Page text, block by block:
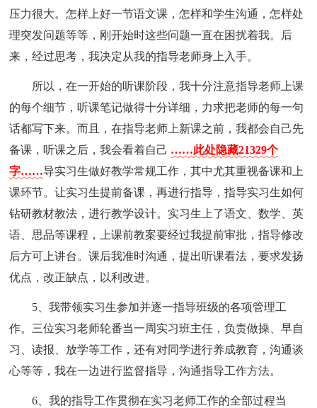
压力很大。怎样上好一节语文课，怎样和学生沟通，怎样处
理突发问题等等，刚开始时这些问题一直在困扰着我。后
来，经过思考，我决定从我的指导老师身上入手。
所以，在一开始的听课阶段，我十分注意指导老师上课
的每个细节，听课笔记做得十分详细，力求把老师的每一句
话都写下来。而且，在指导老师上新课之前，我都会自己先
备课，听课之后，我会看着自己 ……此处隐藏21329个
字……导实习生做好教学常规工作，其中尤其重视备课和上
课环节。让实习生提前备课，再进行指导，指导实习生如何
钻研教材教法，进行教学设计。实习生上了语文、数学、英
语、思品等课程，上课前教案要经过我提前审批，指导修改
后方可上讲台。课后我准时沟通，提出听课看法，要求发扬
优点，改正缺点，以利改进。
5、我带领实习生参加并逐一指导班级的各项管理工
作。三位实习老师轮番当一周实习班主任，负责做操、早自
习、读报、放学等工作，还有对同学进行养成教育，沟通谈
心等等，我在一边进行监督指导，沟通指导工作方法。
6、我的指导工作贯彻在实习老师工作的全部过程当